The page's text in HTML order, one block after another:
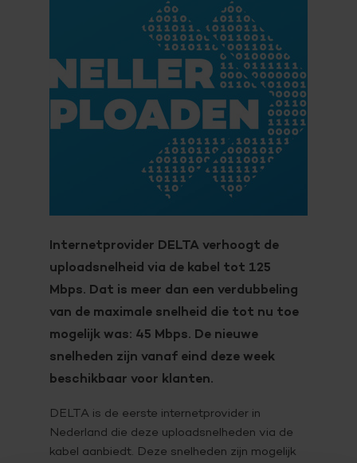
Internetprovider DELTA verhoogt de
uploadsnelheid via de kabel tot 125
Mbps. Dat is meer dan een verdubbeling
van de maximale snelheid die tot nu toe
mogelijk was: 45 Mbps. De nieuwe
snelheden zijn vanaf eind deze week
beschikbaar voor klanten.
DELTA is de eerste internetprovider in
Nederland die deze uploadsnelheden via de
kabel aanbiedt. Deze snelheden zijn mogelijk